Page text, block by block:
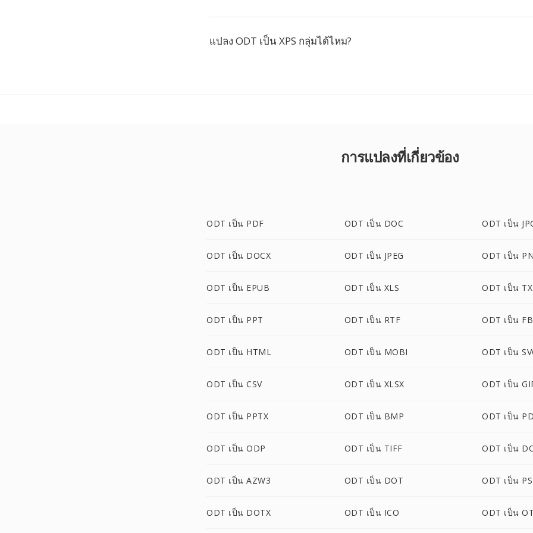
แปลง ODT เป็น XPS กลุ่มได้ไหม?
การแปลงที่เกี่ยวข้อง
ODT เป็น PDF ODT เป็น DOC ODT เป็น
ODT เป็น DOCX ODT เป็น JPEG ODT เป็น
ODT เป็น EPUB ODT เป็น XLS ODT เป็น
ODT เป็น PPT ODT เป็น RTF ODT เป็น
ODT เป็น HTML ODT เป็น MOBI ODT เป็น
ODT เป็น CSV ODT เป็น XLSX ODT เป็น
ODT เป็น PPTX ODT เป็น BMP ODT เป็น
ODT เป็น ODP ODT เป็น TIFF ODT เป็น
ODT เป็น AZW3 ODT เป็น DOT ODT เป็น
ODT เป็น DOTX ODT เป็น ICO ODT เป็น